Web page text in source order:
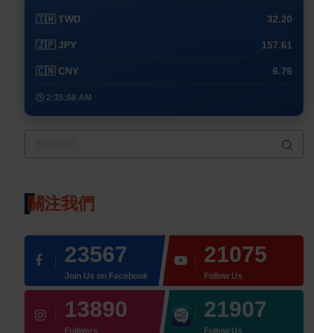
🇹🇼 TWD 32.20
🇯🇵 JPY 157.61
🇨🇳 CNY 6.76
🕒 2:35:08 AM
關注我們
23567
Join Us on Facebook
21075
Follow Us
13890
Follwers
21907
Follow Us